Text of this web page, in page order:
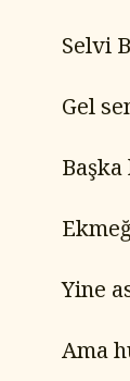
Selvi
Gel
Yine
Ama